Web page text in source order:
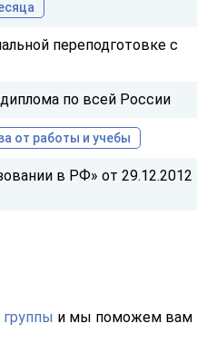
переподготовке с
по всей России
от работы и учебы
в РФ» от 29.12.2012
группы и мы поможем вам